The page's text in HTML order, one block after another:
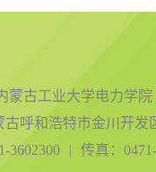
蒙古工业大学电力学院
古呼和浩特市金川开发
3602300
| 传真：